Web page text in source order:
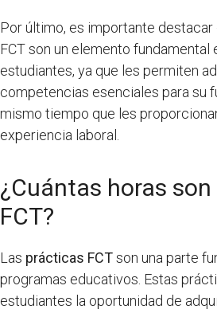
Por último, es importante
FCT son un elemento fundamental
estudiantes, ya que les permiten
competencias esenciales para su
mismo tiempo que les
experiencia laboral.
¿Cuántas horas
FCT?
Las prácticas FCTson una parte
programas educativos. Estas
estudiantes la oportunidad de